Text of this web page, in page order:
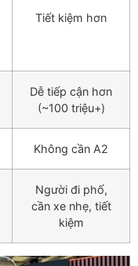
Tiết kiệm hơn
Dễ tiếp cận hơn
(~100 triệu+)
Không cần A2
Người đi phố,
cần xe nhẹ, tiết
kiệm